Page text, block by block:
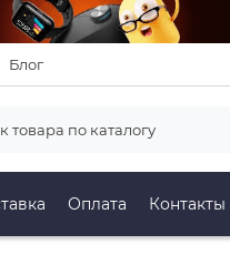
Блог
Оплата Контакты